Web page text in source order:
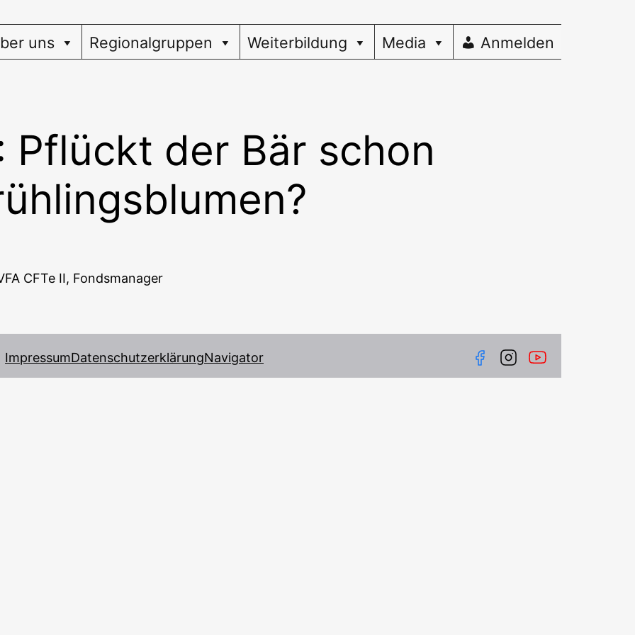
uns Regionalgruppen Weiterbildung Media Anmelden
Pflückt der Bär schon
CFTe II, Fondsmanager
ImpressumDatenschutzerklärungNavigator